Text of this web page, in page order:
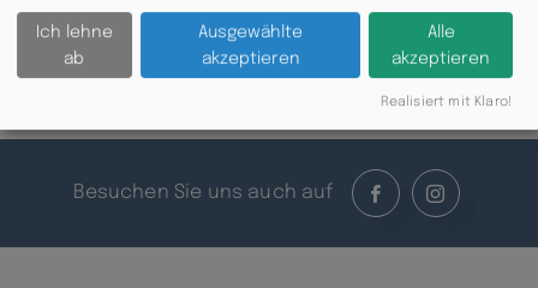
CHEMNITZ.DE
Zurück
Besuchen Sie uns auch auf
Ich lehne
ab
Ausgewählte
akzeptieren
Alle
akzeptieren
Realisiert mit Klaro!